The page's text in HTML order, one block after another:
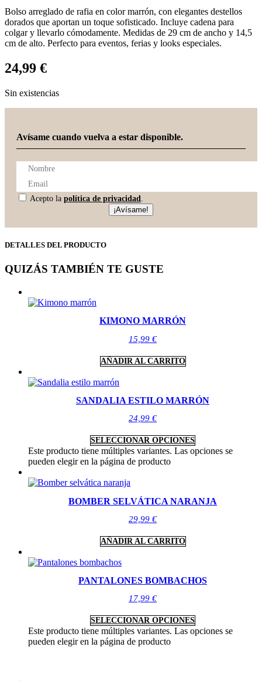
Bolso arreglado de rafia en color marrón, con elegantes destellos
dorados que aportan un toque sofisticado. Incluye cadena para
colgar y llevarlo cómodamente. Medidas de 29 cm de ancho y 14,5
cm de alto. Perfecto para eventos, ferias y looks especiales.
24,99 €
Sin existencias
Avísame cuando vuelva a estar disponible.
Acepto la política de privacidad.
¡Avísame!
DETALLES DEL PRODUCTO
QUIZÁS TAMBIÉN TE GUSTE
KIMONO MARRÓN
15,99 €
AÑADIR AL CARRITO
SANDALIA ESTILO MARRÓN
24,99 €
SELECCIONAR OPCIONES
Este producto tiene múltiples variantes. Las opciones se
pueden elegir en la página de producto
BOMBER SELVÁTICA NARANJA
29,99 €
AÑADIR AL CARRITO
PANTALONES BOMBACHOS
17,99 €
SELECCIONAR OPCIONES
Este producto tiene múltiples variantes. Las opciones se
pueden elegir en la página de producto